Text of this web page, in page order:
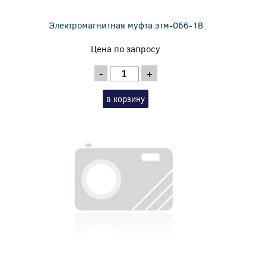
Электромагнитная муфта этм-066-1В
Цена по запросу
- +
в корзину